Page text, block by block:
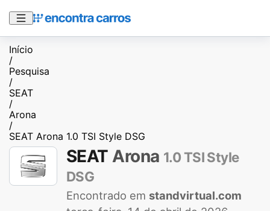
Início
/
Pesquisa
/
SEAT
/
Arona
/
SEAT Arona 1.0 TSI Style DSG
SEAT Arona 1.0 TSI Style
DSG
Encontrado em standvirtual.com